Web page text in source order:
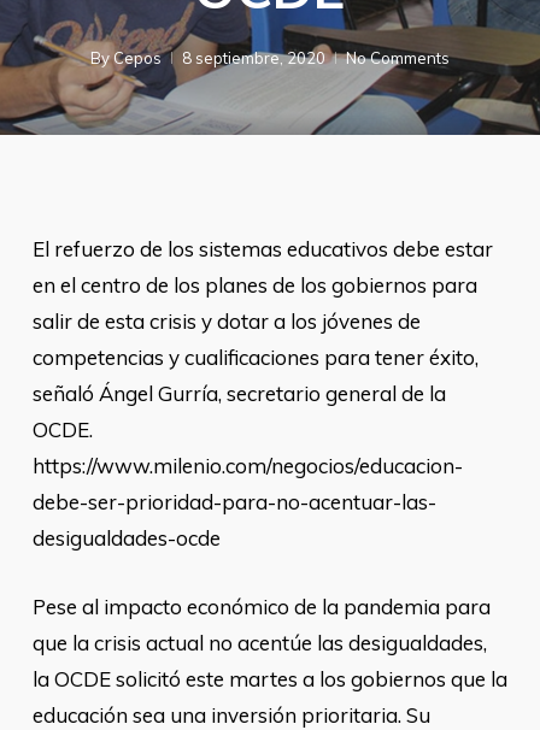
ByCepos 8 septiembre, 2020 No Comments
El refuerzo de los sistemas educativos debe estar
en el centro de los planes de los gobiernos para
salir de esta crisis y dotar a los jóvenes de
competencias y cualificaciones para tener éxito,
señaló Ángel Gurría, secretario general de la
OCDE.
https://www.milenio.com/negocios/educacion-
debe-ser-prioridad-para-no-acentuar-las-
desigualdades-ocde
Pese al impacto económico de la pandemia para
que la crisis actual no acentúe las desigualdades,
la OCDE solicitó este martes a los gobiernos que la
educación sea una inversión prioritaria. Su